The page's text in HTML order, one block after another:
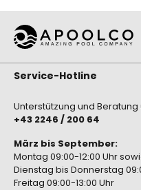
Service-Hotline
Unterstützung und Beratung
+43 2246 / 200 64
März bis September:
Montag 09:00-12:00 Uhr
Dienstag bis Donnerstag
Freitag 09:00-13:00 Uhr